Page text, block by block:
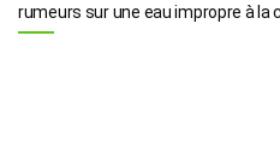
rumeurs sur une eau impropre à la